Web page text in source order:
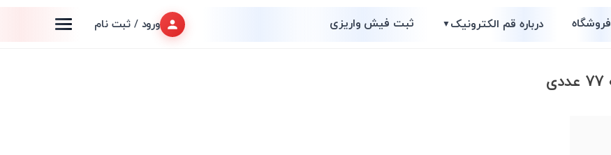
فروشگاه درباره قم الکترونیک▼ ثبت فیش واریزی ورود / ثبت نام